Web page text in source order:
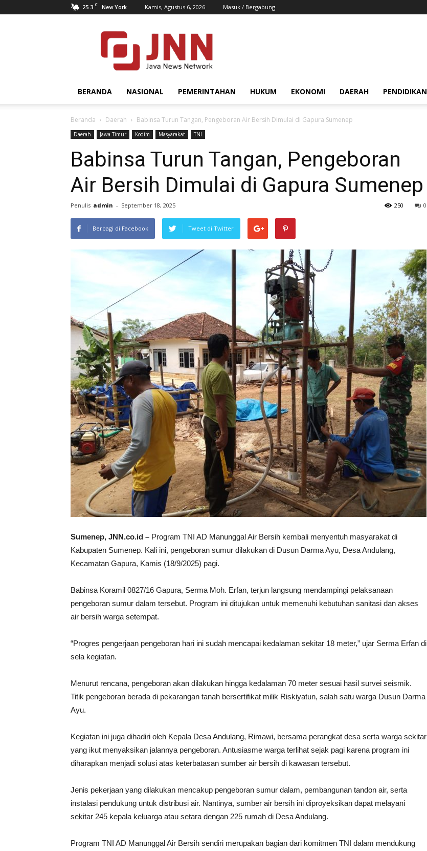
25.3 C New York Kamis, Agustus 6, 2026 Masuk / Bergabung
JNN.co.id
BERANDA NASIONAL PEMERINTAHAN HUKUM EKONOMI DAERAH PENDIDIKAN
Beranda Daerah Babinsa Turun Tangan, Pengeboran Air Bersih Dimulai di Gapura Sumenep
Daerah Jawa Timur Kodim Masyarakat TNI
Babinsa Turun Tangan, Pengeboran
Air Bersih Dimulai di Gapura Sumenep
Penulis admin - September 18, 2025 0
250
Berbagi di Facebook Tweet di Twitter
Sumenep, JNN.co.id – Program TNI AD Manunggal Air Bersih kembali menyentuh masyarakat di
Kabupaten Sumenep. Kali ini, pengeboran sumur dilakukan di Dusun Darma Ayu, Desa Andulang,
Kecamatan Gapura, Kamis (18/9/2025) pagi.
Babinsa Koramil 0827/16 Gapura, Serma Moh. Erfan, terjun langsung mendampingi pelaksanaan
pengeboran sumur dalam tersebut. Program ini ditujukan untuk memenuhi kebutuhan sanitasi dan akses
air bersih warga setempat.
“Progres pengerjaan pengeboran hari ini sudah mencapai kedalaman sekitar 18 meter,” ujar Serma Erfan di
sela kegiatan.
Menurut rencana, pengeboran akan dilakukan hingga kedalaman 70 meter sesuai hasil survei seismik.
Titik pengeboran berada di pekarangan tanah bersertifikat milik Riskiyatun, salah satu warga Dusun Darma
Ayu.
Kegiatan ini juga dihadiri oleh Kepala Desa Andulang, Rimawi, bersama perangkat desa serta warga sekitar
yang ikut menyaksikan jalannya pengeboran. Antusiasme warga terlihat sejak pagi karena program ini
diharapkan menjadi solusi atas keterbatasan sumber air bersih di kawasan tersebut.
Jenis pekerjaan yang dilakukan mencakup pengeboran sumur dalam, pembangunan tandon air, serta
instalasi pendukung untuk distribusi air. Nantinya, sumber air bersih ini diproyeksikan dapat melayani
sekitar 245 kepala keluarga atau setara dengan 225 rumah di Desa Andulang.
Program TNI AD Manunggal Air Bersih sendiri merupakan bagian dari komitmen TNI dalam mendukung